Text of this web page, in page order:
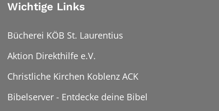
Wichtige Links
Bücherei KÖB St. Laurentius
Aktion Direkthilfe e.V.
Christliche Kirchen Koblenz ACK
Bibelserver - Entdecke deine Bibel